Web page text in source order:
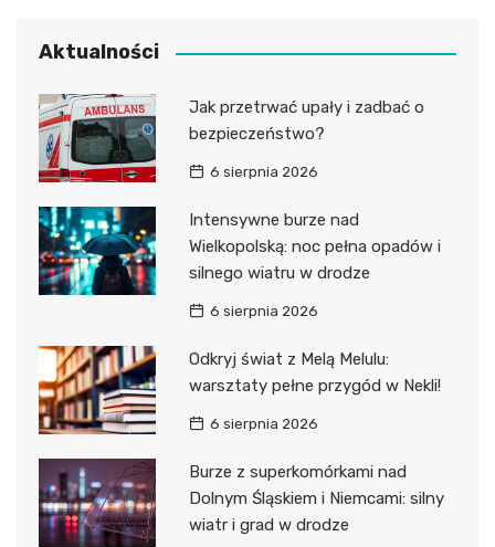
Aktualności
Jak przetrwać upały i zadbać o
bezpieczeństwo?
6 sierpnia 2026
Intensywne burze nad
Wielkopolską: noc pełna opadów i
silnego wiatru w drodze
6 sierpnia 2026
Odkryj świat z Melą Melulu:
warsztaty pełne przygód w Nekli!
6 sierpnia 2026
Burze z superkomórkami nad
Dolnym Śląskiem i Niemcami: silny
wiatr i grad w drodze